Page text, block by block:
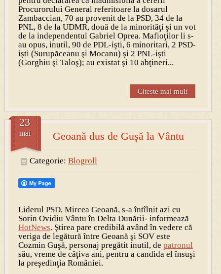
Procurorului General referitoare la dosarul
Zambaccian, 70 au provenit de la PSD, 34 de la
PNL, 8 de la UDMR, două de la minorităţi şi un vot
de la independentul Gabriel Oprea. Mafioţilor li s-
au opus, inutil, 90 de PDL-işti, 6 minoritari, 2 PSD-
işti (Surupăceanu şi Mocanu) şi 2 PNL-işti
(Gorghiu şi Taloş); au existat şi 10 abţineri...
Citeste mai mult
Geoană dus de Guşă la Vântu
23
mai
Categorie: Blogroll
Liderul PSD, Mircea Geoană, s-a întîlnit azi cu
Sorin Ovidiu Vântu în Delta Dunării- informează
HotNews. Ştirea pare credibilă având în vedere că
veriga de legătură între Geoană şi SOV este
Cozmin Guşă, personaj pregătit inutil, de patronul
său, vreme de câţiva ani, pentru a candida el însuşi
la preşedinţia României.